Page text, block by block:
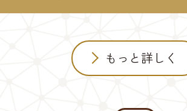
もっと詳しく